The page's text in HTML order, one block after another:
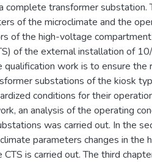
complete transformer substation.
of the microclimate and the
of the high-voltage
of the external installation of
qualification work is to ensure
substations of the kiosk
conditions for their
an analysis of the operating
was carried out. In the
parameters changes in the
is carried out. The third